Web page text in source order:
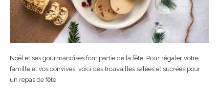
Noël et ses gourmandises font partie de la fête. Pour régaler votre
famille et vos convives, voici des trouvailles salées et sucrées pour
un repas de fête.